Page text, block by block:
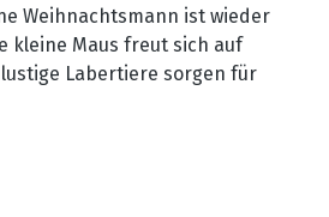
Weihnachtsmann ist wieder
kleine Maus freut sich auf
Labertiere sorgen für